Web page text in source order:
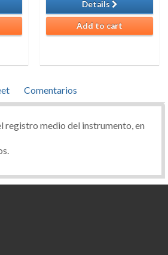
Details
Add to cart
Comentarios
registro medio del instrumento, en